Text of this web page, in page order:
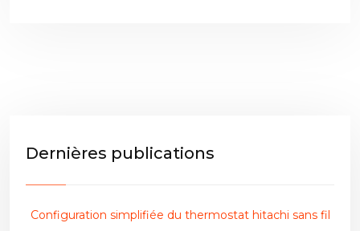
Dernières publications
Configuration simplifiée du thermostat hitachi sans fil